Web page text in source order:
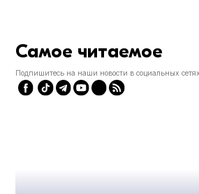
Самое читаемое
Подпишитесь на наши новости в социальных сетях